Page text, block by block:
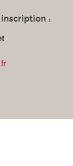
inscription :